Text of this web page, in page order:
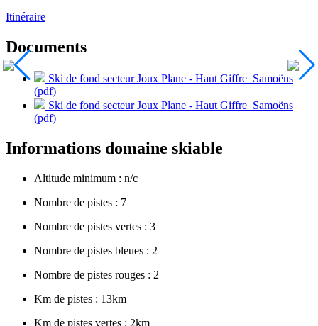
Itinéraire
Documents
Ski de fond secteur Joux Plane - Haut Giffre_Samoëns
(pdf)
Ski de fond secteur Joux Plane - Haut Giffre_Samoëns
(pdf)
Informations domaine skiable
Altitude minimum : n/c
Nombre de pistes : 7
Nombre de pistes vertes : 3
Nombre de pistes bleues : 2
Nombre de pistes rouges : 2
Km de pistes : 13km
Km de pistes vertes : 2km